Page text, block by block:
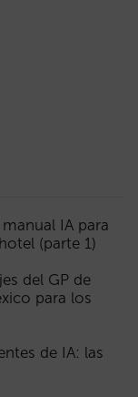
IA para
(parte 1)
del GP de
para los
de IA: las